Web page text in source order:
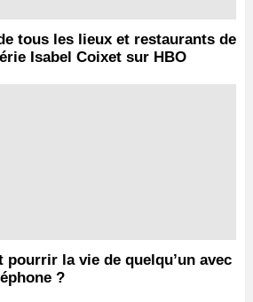
tous les lieux et restaurants de
Isabel Coixet sur HBO
pourrir la vie de quelqu’un avec
?